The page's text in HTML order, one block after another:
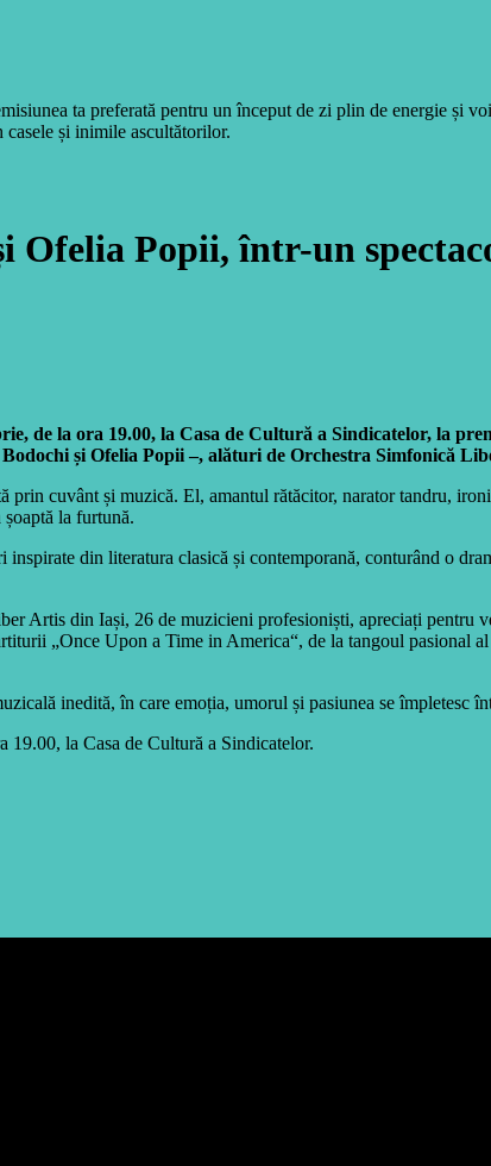
ta preferată pentru un început de zi plin de energie și
și inimile ascultătorilor.
Ofelia Popii, într-un
de la ora 19.00, la Casa de Cultură a Sindicatelor, la
și Ofelia Popii –, alături de Orchestra Simfonică
cuvânt și muzică. El, amantul rătăcitor, narator tandru,
la furtună.
din literatura clasică și contemporană, conturând o
Artis din Iași, 26 de muzicieni profesioniști, apreciați
„Once Upon a Time in America“, de la tangoul
inedită, în care emoția, umorul și pasiunea se
19.00, la Casa de Cultură a Sindicatelor.